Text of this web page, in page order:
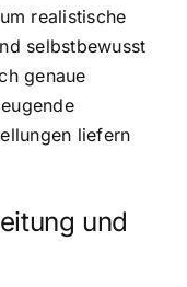
realistische
selbstbewusst
genaue
liefern
und